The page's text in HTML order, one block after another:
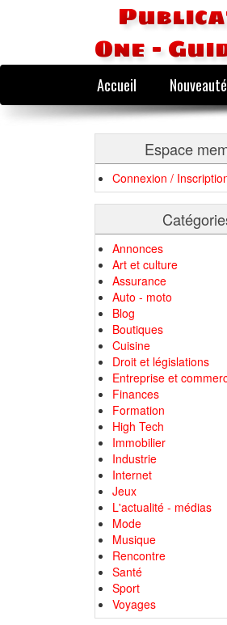
One -
Accueil
Espace
Connexion /
Annonces
Art et culture
Assurance
Auto - moto
Blog
Boutiques
Cuisine
Droit et législations
Entreprise et
Finances
Formation
High Tech
Immobilier
Industrie
Internet
Jeux
L'actualité - médias
Mode
Musique
Rencontre
Santé
Sport
Voyages